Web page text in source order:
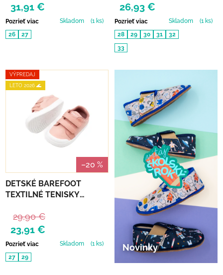
31,91 €
Pozrieť viac Skladom
(1 ks)
26
27
26,93 €
Pozrieť viac Skladom
(1 ks)
28
29 30 31
32
33
VÝPREDAJ
LETO 2026 🌊
–20 %
DETSKÉ BAREFOOT
TEXTILNÉ TENISKY
ROSA
23,91 €
29,90 €
Pozrieť viac Skladom
(1 ks)
27
29
Novinky